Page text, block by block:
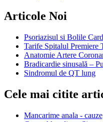
Articole Noi
Psoriazisul si Bolile
Tarife Spitalul Premiere
Anatomie Artere
Bradicardie sinusală –
Sindromul de QT lung
Cele mai citite
Mancarime anala -